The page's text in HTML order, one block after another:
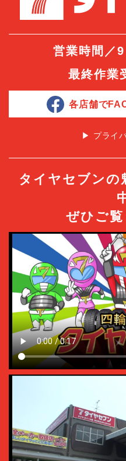
営業時間／
最終作業
各店舗で
▶︎ プライ
タイヤセブンの
ぜひご覧